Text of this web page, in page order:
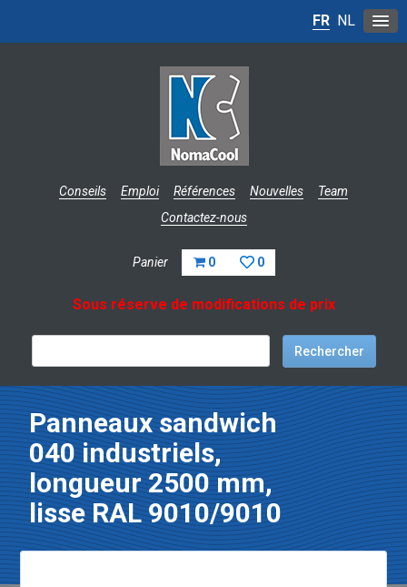
Conseils Emploi Références Nouvelles
Team
Contactez-nous
Panier 0 0
FR NL
Sous réserve de modifications de prix
Panneaux sandwich
040 industriels,
longueur 2500 mm,
lisse RAL 9010/9010